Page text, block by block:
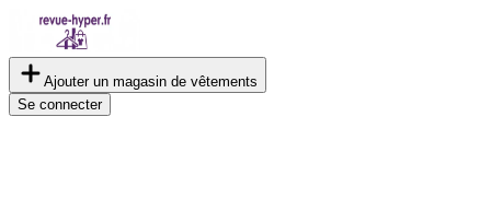
Ajouter un magasin de vêtements
Se connecter